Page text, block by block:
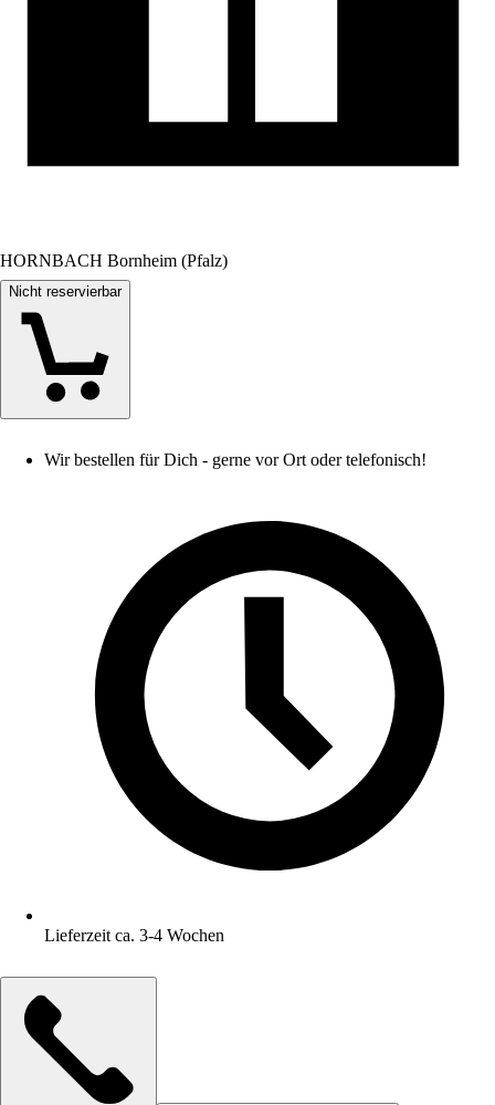
HORNBACH Bornheim (Pfalz)
Nicht reservierbar
Wir bestellen für Dich - gerne vor Ort oder telefonisch!
Lieferzeit ca. 3-4 Wochen